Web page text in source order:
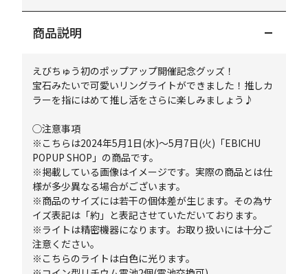
商品説明
えびちゅう初のポップアップ開催記念グッズ！
宝石みたいで可愛いリングライトができました！推しカ
ラーを指にはめて推し活をさらに楽しみましょう♪
◯注意事項
※こちらは2024年5月1日(水)～5月7日(火)「EBICHU
POPUP SHOP」の商品です。
※掲載している画像はイメージです。実際の商品とは仕
様が多少異なる場合がございます。
※商品のサイズには若干の個体差が生じます。その為サ
イズ表記は「約」と表記させていただいております。
※ライトは精密機器になります。お取り扱いには十分ご
注意ください。
※こちらのライトは白色に光ります。